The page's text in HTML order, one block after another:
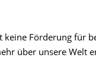
keine Förderung für
über unsere Welt